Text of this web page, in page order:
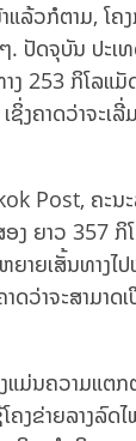
ລ້ວກໍຕາມ, ໂຄງ
. ປັດຈຸບັນ ປະເ
ງ 253 ກິໂລແມັ
ງຄາດວ່າຈະເລີ່
Post, ຄະນ
ງ ຍາວ 357 ກິ
າຍເສັ້ນທາງໄ
ວ່າຈະສາມາດເ
ມ່ນຄວາມແຕກຕ່
ຄງຂ່າຍລາງລົດ